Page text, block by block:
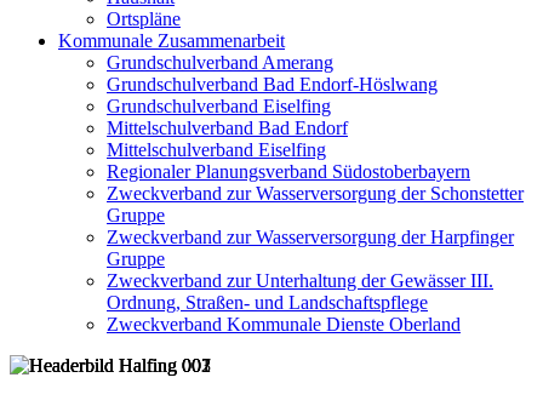
Ortspläne
Kommunale Zusammenarbeit
Grundschulverband Amerang
Grundschulverband Bad Endorf-Höslwang
Grundschulverband Eiselfing
Mittelschulverband Bad Endorf
Mittelschulverband Eiselfing
Regionaler Planungsverband Südostoberbayern
Zweckverband zur Wasserversorgung der Schonstetter
Gruppe
Zweckverband zur Wasserversorgung der Harpfinger
Gruppe
Zweckverband zur Unterhaltung der Gewässer III.
Ordnung, Straßen- und Landschaftspflege
Zweckverband Kommunale Dienste Oberland